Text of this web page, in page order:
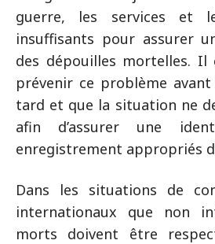
guerre, les services et
insuffisants pour assurer
des dépouilles mortelles. Il
prévenir ce problème
tard et que la situation ne
afin d’assurer une
enregistrement appropriés
Dans les situations de
internationaux que non
morts doivent être